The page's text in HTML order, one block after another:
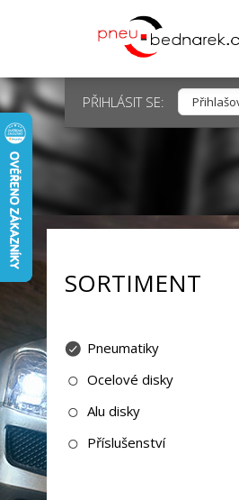
PŘIHLÁSIT SE:
SORTIMENT
Pneumatiky
Ocelové disky
Alu disky
Příslušenství